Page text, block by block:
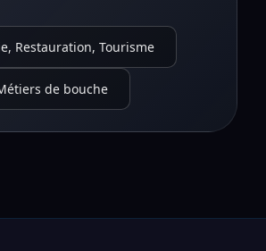
Restauration, Tourisme
de bouche